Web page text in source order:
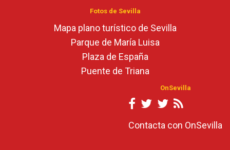
Fotos de Sevilla
Mapa plano turístico de Sevilla
Parque de María Luisa
Plaza de España
Puente de Triana
OnSevilla
Contacta con OnSevilla